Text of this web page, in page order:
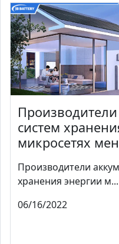
систем
микросетях
Производители
хранения энергии м...
06/16/2022